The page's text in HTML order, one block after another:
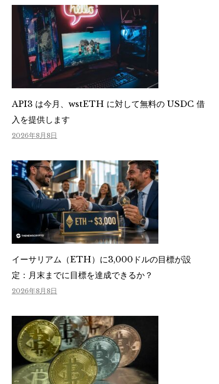
API3 は今月、wstETH に対して無料の USDC 借
入を提供します
2026年8月8日
イーサリアム（ETH）に3,000ドルの目標が設
定：月末までに目標を達成できるか？
2026年8月8日